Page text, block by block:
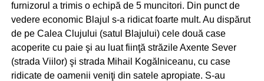
furnizorul a trimis o echipă de 5 muncitori. Din punct de
vedere economic Blajul s-a ridicat foarte mult. Au dispărut
de pe Calea Clujului (satul Blajului) cele două case
acoperite cu paie şi au luat fiinţă străzile Axente Sever
(strada Viilor) şi strada Mihail Kogălniceanu, cu case
ridicate de oamenii veniţi din satele apropiate. S-au